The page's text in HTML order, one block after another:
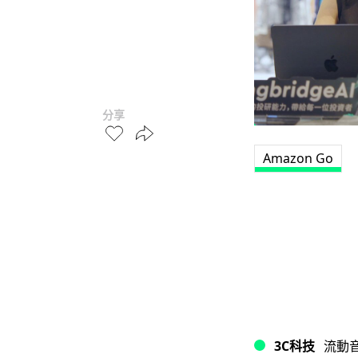
分享
Amazon Go
3C科技 流動